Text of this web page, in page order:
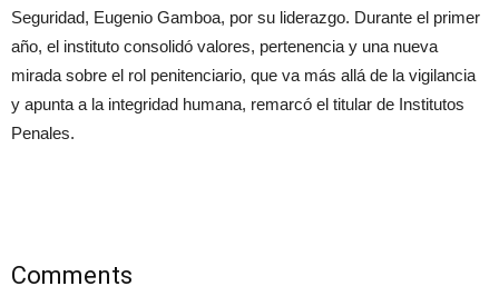
Seguridad, Eugenio Gamboa, por su liderazgo. Durante el primer
año, el instituto consolidó valores, pertenencia y una nueva
mirada sobre el rol penitenciario, que va más allá de la vigilancia
y apunta a la integridad humana, remarcó el titular de Institutos
Penales.
Comments